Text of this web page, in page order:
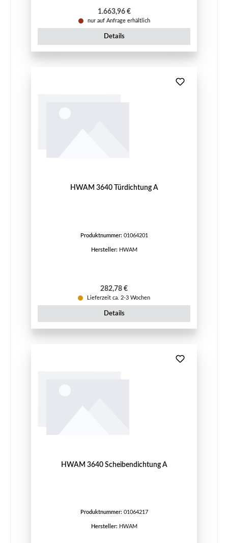
Regulärer Preis:
1.663,96 €
nur auf Anfrage erhältlich
Details
HWAM 3640 Türdichtung A
Produktnummer: 01064201
Hersteller: HWAM
Regulärer Preis:
282,78 €
Lieferzeit ca. 2-3 Wochen
Details
HWAM 3640 Scheibendichtung A
Produktnummer: 01064217
Hersteller: HWAM